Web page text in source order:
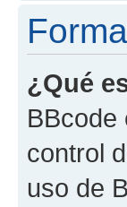
¿Qué
BBcode
control
uso de